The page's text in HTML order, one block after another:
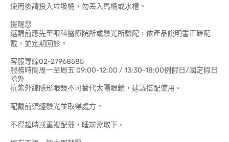
使用後請投入垃圾桶，勿丟入馬桶或水槽。
提醒您
選購前應先至眼科醫療院所或驗光所驗配，依產品說明書正確配
戴，並定期回診。
客服專線02-27968585
服務時間周一至周五 09:00-12:00 / 13:30-18:00例假日/國定假日
除外
抗紫外線隱形眼鏡不可替代太陽眼鏡，建議搭配使用。
配戴前須經驗光並取得處方。
不得超時或重複配戴，睡前需取下。